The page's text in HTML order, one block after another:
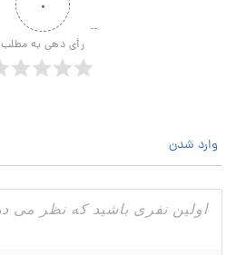
رأی دهی به مطلب
وارد شدن